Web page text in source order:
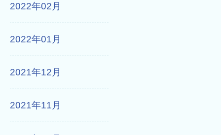
2022年02月
2022年01月
2021年12月
2021年11月